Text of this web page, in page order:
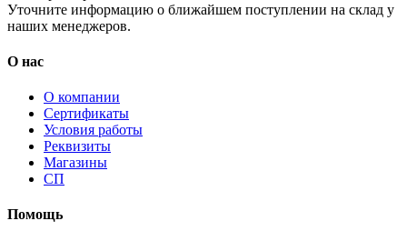
Уточните информацию о ближайшем поступлении на склад у
наших менеджеров.
О нас
О компании
Сертификаты
Условия работы
Реквизиты
Магазины
СП
Помощь